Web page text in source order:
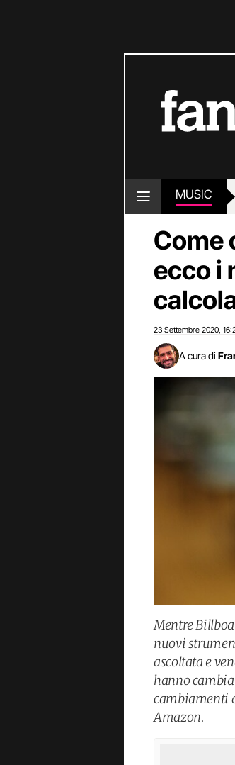
MUSIC
Come
ecco i
23 Settembre 2020
A cura di
Mentre
nuovi
ascoltata e
hanno
cambiamenti
Amazon.